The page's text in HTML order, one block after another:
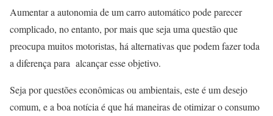
Aumentar a autonomia de um carro automático pode parecer
complicado, no entanto, por mais que seja uma questão que
preocupa muitos motoristas, há alternativas que podem fazer toda
a diferença para alcançar esse objetivo.
Seja por questões econômicas ou ambientais, este é um desejo
comum, e a boa notícia é que há maneiras de otimizar o consumo